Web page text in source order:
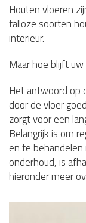
Houten vloeren
talloze soorten
interieur.
Maar hoe blijft
Het antwoord op
door de vloer
zorgt voor een
Belangrijk is om
en te
onderhoud, is
hieronder meer